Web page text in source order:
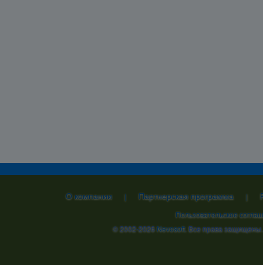
О компании | Партнерская программа |
Пользовательское
© 2002-2026Nevosoft. Все права защищены